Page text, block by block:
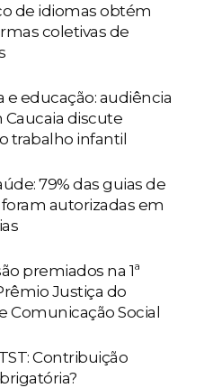
de idiomas obtém
coletivas de
e educação: audiência
discute
trabalho infantil
79% das guias de
autorizadas em
premiados na 1ª
Justiça do
Comunicação Social
Contribuição